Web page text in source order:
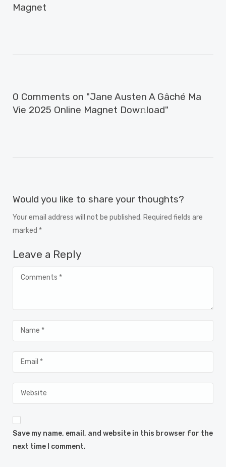
Magnet
0 Comments on "Jane Austen A Gâché Ma
Vie 2025 Online Magnet Dow𝚗load"
Would you like to share your thoughts?
Your email address will not be published. Required fields are
marked *
Leave a Reply
Save my name, email, and website in this browser for the
next time I comment.